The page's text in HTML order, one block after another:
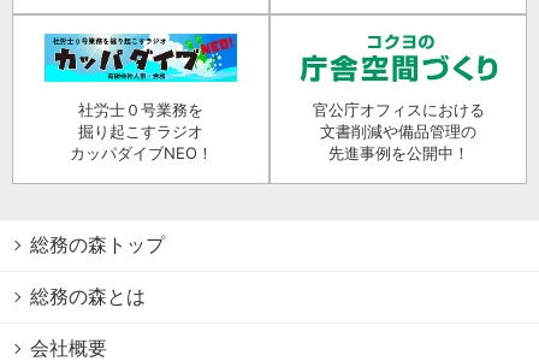
社労士０号業務を
掘り起こすラジオ
カッパダイブNEO！
官公庁オフィスにおける
文書削減や備品管理の
先進事例を公開中！
総務の森トップ
総務の森とは
会社概要